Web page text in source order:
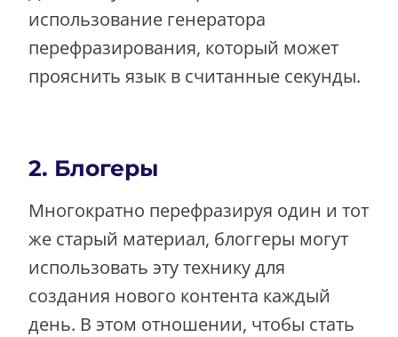
использование генератора
перефразирования, который может
прояснить язык в считанные секунды.
2. Блогеры
Многократно перефразируя один и тот
же старый материал, блоггеры могут
использовать эту технику для
создания нового контента каждый
день. В этом отношении, чтобы стать